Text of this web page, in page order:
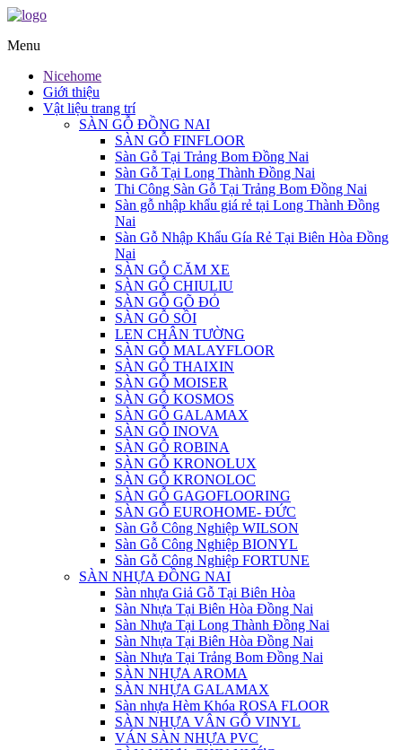
Menu
Nicehome
Giới thiệu
Vật liệu trang trí
SÀN GỖ ĐỒNG NAI
SÀN GỖ FINFLOOR
Sàn Gỗ Tại Trảng Bom Đồng Nai
Sàn Gỗ Tại Long Thành Đồng Nai
Thi Công Sàn Gỗ Tại Trảng Bom Đồng Nai
Sàn gỗ nhập khẩu giá rẻ tại Long Thành Đồng
Nai
Sàn Gỗ Nhập Khẩu Gía Rẻ Tại Biên Hòa Đồng
Nai
SÀN GỖ CĂM XE
SÀN GỖ CHIULIU
SÀN GỖ GÕ ĐỎ
SÀN GỖ SỒI
LEN CHÂN TƯỜNG
SÀN GỖ MALAYFLOOR
SÀN GỖ THAIXIN
SÀN GỖ MOISER
SÀN GỖ KOSMOS
SÀN GỖ GALAMAX
SÀN GỖ INOVA
SÀN GỖ ROBINA
SÀN GỖ KRONOLUX
SÀN GỖ KRONOLOC
SÀN GỖ GAGOFLOORING
SÀN GỖ EUROHOME- ĐỨC
Sàn Gỗ Công Nghiệp WILSON
Sàn Gỗ Công Nghiệp BIONYL
Sàn Gỗ Công Nghiệp FORTUNE
SÀN NHỰA ĐỒNG NAI
Sàn nhựa Giả Gỗ Tại Biên Hòa
Sàn Nhựa Tại Biên Hòa Đồng Nai
Sàn Nhựa Tại Long Thành Đồng Nai
Sàn Nhựa Tại Biên Hòa Đồng Nai
Sàn Nhựa Tại Trảng Bom Đồng Nai
SÀN NHỰA AROMA
SÀN NHỰA GALAMAX
Sàn nhựa Hèm Khóa ROSA FLOOR
SÀN NHỰA VÂN GỖ VINYL
VÁN SÀN NHỰA PVC